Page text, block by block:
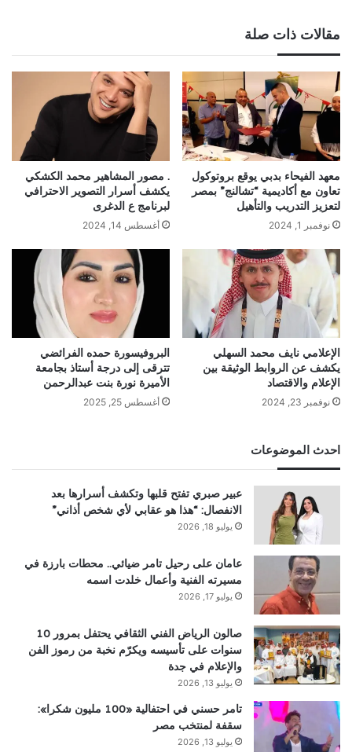
مقالات ذات صلة
معهد الفيحاء بدبي يوقع بروتوكول
تعاون مع أكاديمية “تشالنج” بمصر
لتعزيز التدريب والتأهيل
نوفمبر 1, 2024
. مصور المشاهير محمد الكشكي
يكشف أسرار التصوير الاحترافي
لبرنامج ع الدغرى
أغسطس 14, 2024
الإعلامي نايف محمد السهلي
يكشف عن الروابط الوثيقة بين
الإعلام والاقتصاد
نوفمبر 23, 2024
البروفيسورة حمده الفرائضي
تترقى إلى درجة أستاذ بجامعة
الأميرة نورة بنت عبدالرحمن
أغسطس 25, 2025
احدث الموضوعات
عبير صبري تفتح قلبها وتكشف أسرارها بعد
الانفصال: “هذا هو عقابي لأي شخص أذاني”
يوليو 18, 2026
عامان على رحيل تامر ضيائي.. محطات بارزة في
مسيرته الفنية وأعمال خلدت اسمه
يوليو 17, 2026
صالون الرياض الفني الثقافي يحتفل بمرور 10
سنوات على تأسيسه ويكرّم نخبة من رموز الفن
والإعلام في جدة
يوليو 13, 2026
تامر حسني في احتفالية «100 مليون شكرا»:
سقفة لمنتخب مصر
يوليو 13, 2026